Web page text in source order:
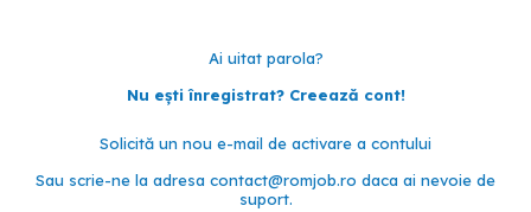
Ai uitat parola?
Nu ești înregistrat? Creează cont!
Solicită un nou e-mail de activare a contului
Sau scrie-ne la adresa contact@romjob.ro daca ai nevoie de
suport.